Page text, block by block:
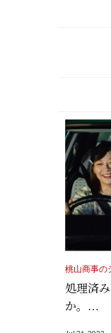
桃山商事の
処理済
か。